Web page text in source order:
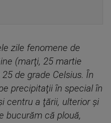
zile fenomene de
(marţi, 25 martie
de grade Celsius. În
precipitaţii în special în
centru a ţării, ulterior şi
bucurăm că plouă,